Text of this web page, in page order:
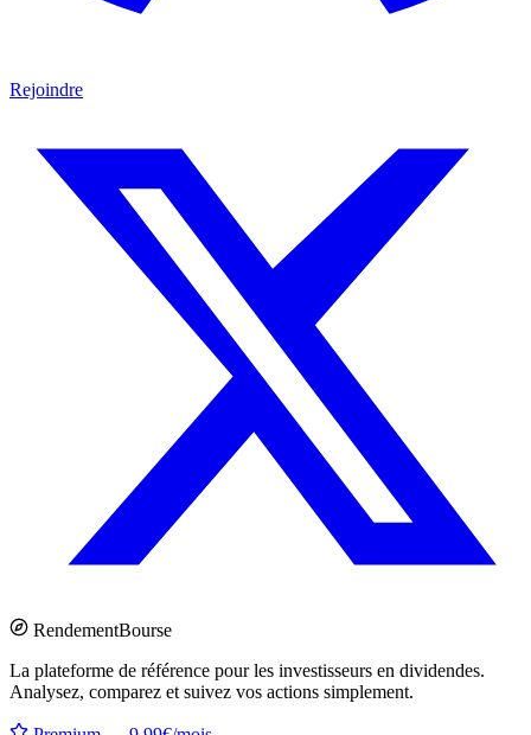
Rejoindre
RendementBourse
La plateforme de référence pour les investisseurs en dividendes.
Analysez, comparez et suivez vos actions simplement.